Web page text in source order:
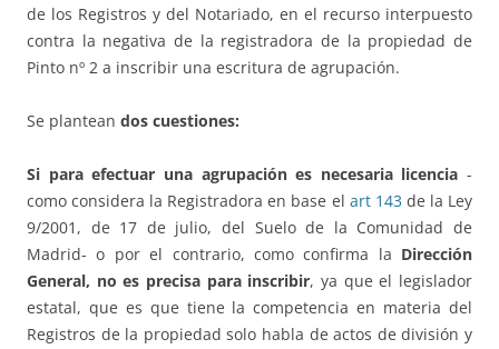
de los Registros y del Notariado, en el recurso interpuesto
contra la negativa de la registradora de la propiedad de
Pinto nº 2 a inscribir una escritura de agrupación.
Se plantean dos cuestiones:
Si para efectuar una agrupación es necesaria licencia -
como considera la Registradora en base el art 143 de la Ley
9/2001, de 17 de julio, del Suelo de la Comunidad de
Madrid- o por el contrario, como confirma la Dirección
General, no es precisa para inscribir, ya que el legislador
estatal, que es que tiene la competencia en materia del
Registros de la propiedad solo habla de actos de división y